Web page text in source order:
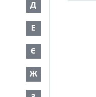
Д
Е
Є
Ж